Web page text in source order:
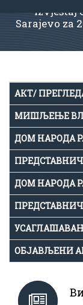
Izvještaj
Sarajevo za
АКТ/
МИШЉЕЊЕ
ДОМ НАРОДА
ДОМ НАРОДА
ОБЈАВЉЕНИ